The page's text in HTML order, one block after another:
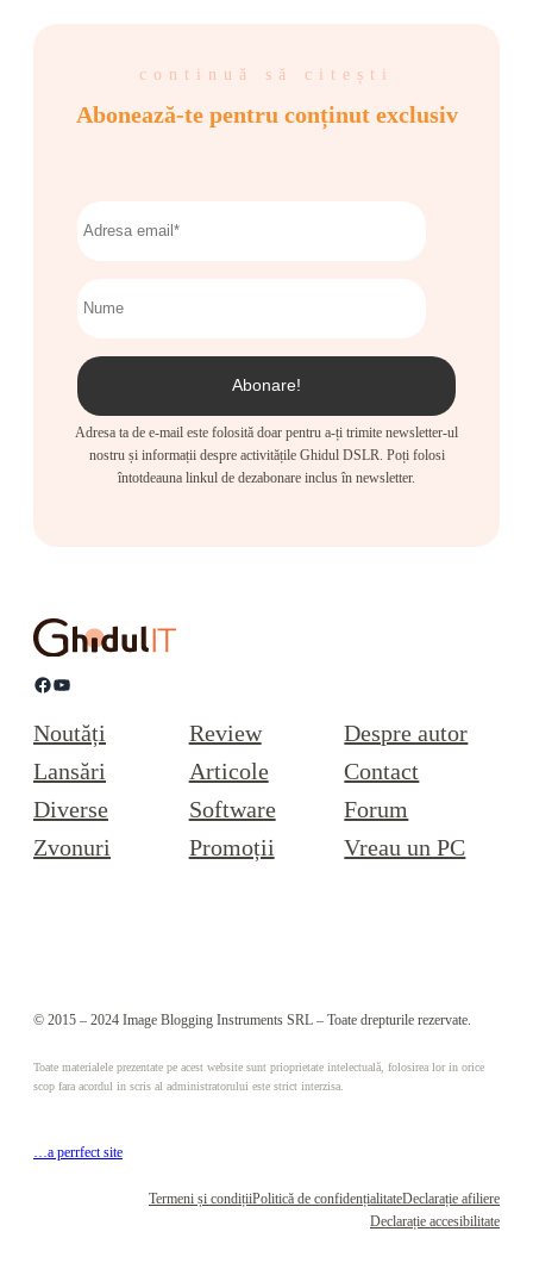
continuă să citești
Abonează-te pentru conținut exclusiv
Adresa ta de e-mail este folosită doar pentru a-ți trimite newsletter-ul
nostru și informații despre activitățile Ghidul DSLR. Poți folosi
întotdeauna linkul de dezabonare inclus în newsletter.
Facebook YouTube
Noutăți
Lansări
Diverse
Zvonuri
Review
Articole
Software
Promoții
Despre autor
Contact
Forum
Vreau un PC
© 2015 – 2024 Image Blogging Instruments SRL – Toate drepturile rezervate.
Toate materialele prezentate pe acest website sunt prioprietate intelectuală, folosirea lor in orice
scop fara acordul in scris al administratorului este strict interzisa.
…a perrfect site
Termeni și condițiiPolitică de confidențialitateDeclarație afiliere
Declarație accesibilitate